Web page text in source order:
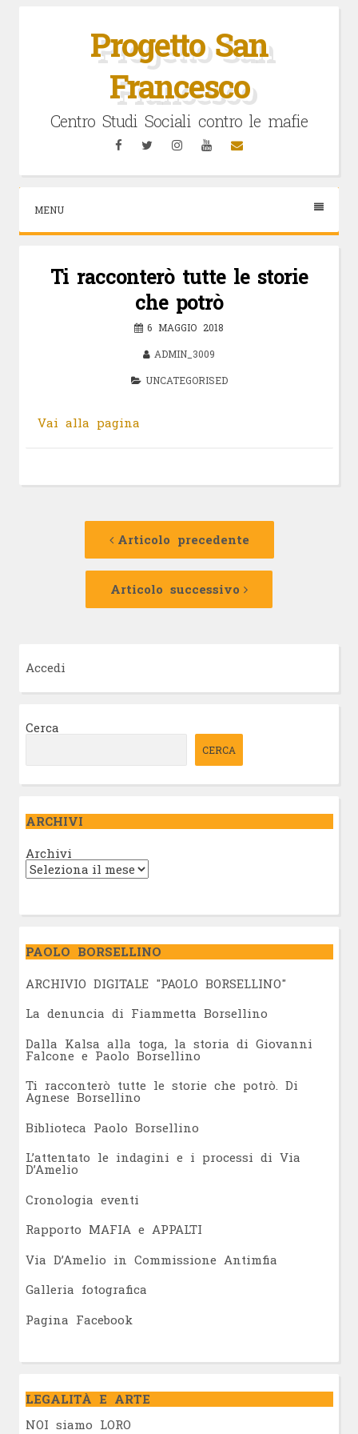
Progetto San
Francesco
Centro Studi Sociali contro le mafie
FacebookTwitterInstagramYouTubeEmail
MENU
Ti racconterò tutte le storie
che potrò
6 MAGGIO 2018
ADMIN_3009
UNCATEGORISED
Vai alla pagina
Navigazione
Articolo precedente
Articolo
Articolo successivo
Articolo
Accedi
Cerca
CERCA
ARCHIVI
Archivi
PAOLO BORSELLINO
ARCHIVIO DIGITALE "PAOLO BORSELLINO"
La denuncia di Fiammetta Borsellino
Dalla Kalsa alla toga, la storia di Giovanni
Falcone e Paolo Borsellino
Ti racconterò tutte le storie che potrò. Di
Agnese Borsellino
Biblioteca Paolo Borsellino
L’attentato le indagini e i processi di Via
D’Amelio
Cronologia eventi
Rapporto MAFIA e APPALTI
Via D’Amelio in Commissione Antimfia
Galleria fotografica
Pagina Facebook
LEGALITÀ E ARTE
NOI siamo LORO